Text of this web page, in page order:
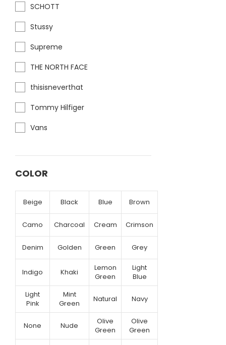
SCHOTT
Stussy
Supreme
THE NORTH FACE
thisisneverthat
Tommy Hilfiger
Vans
COLOR
Beige Black Blue Brown
Camo Charcoal Cream Crimson
Denim Golden Green Grey
Indigo Khaki
Lemon
Green
Light
Blue
Light
Pink
Mint
Green
Natural Navy
None Nude
Olive
Green
Olive
Green